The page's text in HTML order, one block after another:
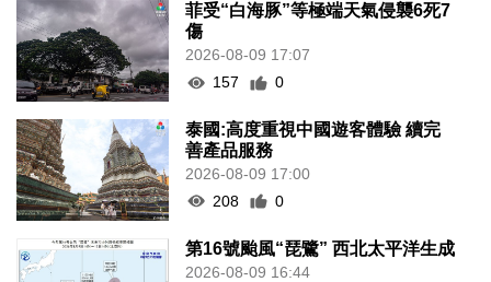
菲受“白海豚”等極端天氣侵襲6死7
傷
2026-08-09 17:07
157
0
泰國:高度重視中國遊客體驗 續完
善產品服務
2026-08-09 17:00
208
0
第16號颱風“琵鷺” 西北太平洋生成
2026-08-09 16:44